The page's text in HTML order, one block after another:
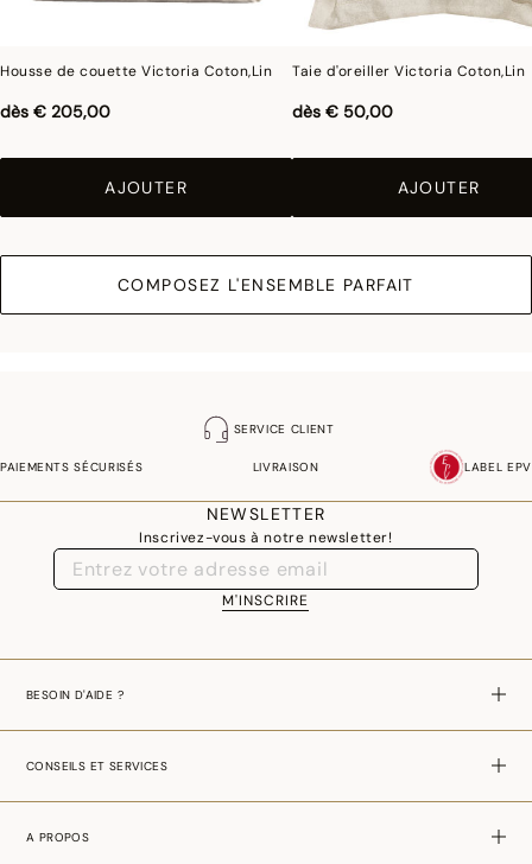
Housse de couette Victoria Coton,Lin
dès € 205,00
AJOUTER
Taie d'oreiller Victoria Coton,Lin
dès € 50,00
AJOUTER
COMPOSEZ L'ENSEMBLE PARFAIT
SERVICE CLIENT
PAIEMENTS SÉCURISÉS LIVRAISON LABEL EPV
NEWSLETTER
Inscrivez-vous à notre newsletter!
M'INSCRIRE
BESOIN D'AIDE ?
CONSEILS ET SERVICES
A PROPOS